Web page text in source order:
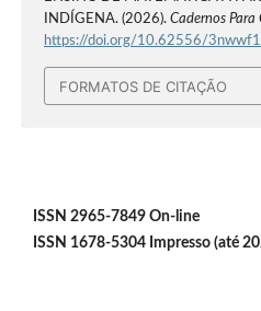
INDÍGENA. (2026). Cadernos Para
https://doi.org/10.62556/
FORMATOS DE CITAÇÃO
ISSN 2965-7849 On-line
ISSN 1678-5304 Impresso (até